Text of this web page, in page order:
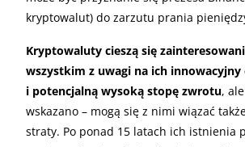
kryptowalut) do zarzutu prania
Kryptowaluty cieszą się
wszystkim z uwagi na ich
i potencjalną wysoką stopę zwrotu,
wskazano – mogą się z nimi wiązać
straty. Po ponad 15 latach ich istnienia